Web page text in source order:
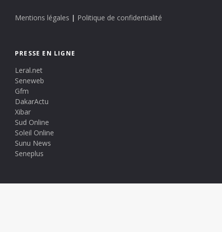
Mentions légales | Politique de confidentialité
PRESSE EN LIGNE
Leral.net
Seneweb
Gfm
DakarActu
Xibar
Sud Online
Soleil Online
Sunu News
Seneplus